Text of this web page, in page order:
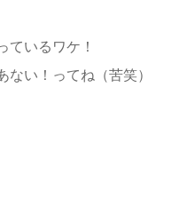
ているワケ！
い！ってね（苦笑）